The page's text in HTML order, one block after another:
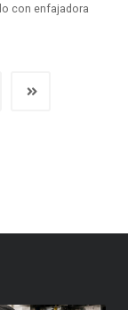
con enfajadora